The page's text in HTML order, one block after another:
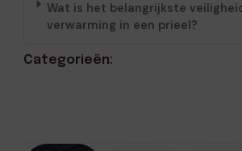
Wat is het belangrijkste
verwarming in een prieel?
Categorieën: